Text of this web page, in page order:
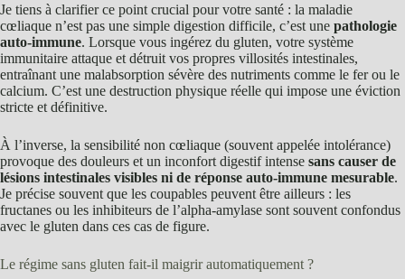
Je tiens à clarifier ce point crucial pour votre santé : la maladie
cœliaque n’est pas une simple digestion difficile, c’est une pathologie
auto-immune. Lorsque vous ingérez du gluten, votre système
immunitaire attaque et détruit vos propres villosités intestinales,
entraînant une malabsorption sévère des nutriments comme le fer ou le
calcium. C’est une destruction physique réelle qui impose une éviction
stricte et définitive.
À l’inverse, la sensibilité non cœliaque (souvent appelée intolérance)
provoque des douleurs et un inconfort digestif intense sans causer de
lésions intestinales visibles ni de réponse auto-immune mesurable.
Je précise souvent que les coupables peuvent être ailleurs : les
fructanes ou les inhibiteurs de l’alpha-amylase sont souvent confondus
avec le gluten dans ces cas de figure.
Le régime sans gluten fait-il maigrir automatiquement ?